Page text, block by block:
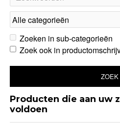
Zoeken in sub-categorieën
Zoek ook in
ZOEK
Producten die aan uw
voldoen